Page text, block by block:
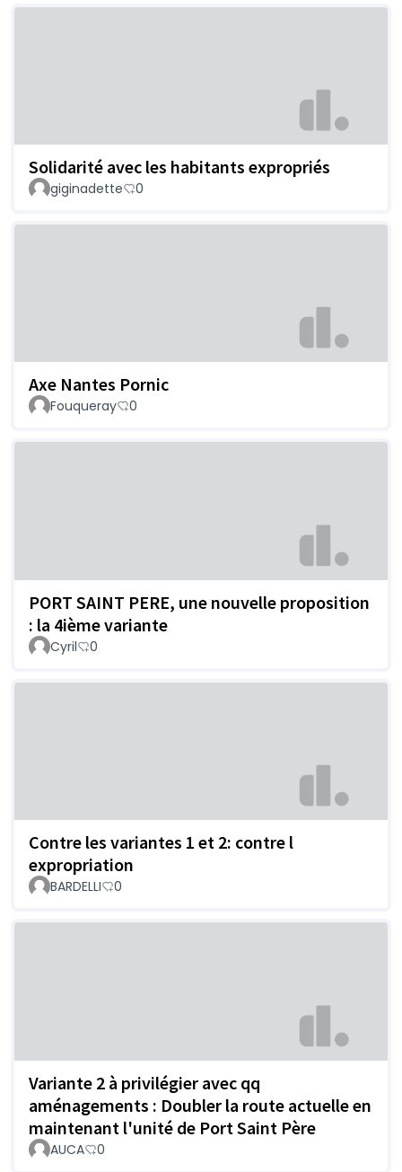
Solidarité avec les habitants expropriés
giginadette 0
Axe Nantes Pornic
Fouqueray 0
PORT SAINT PERE, une nouvelle proposition
: la 4ième variante
Cyril 0
Contre les variantes 1 et 2: contre l
expropriation
BARDELLI 0
Variante 2 à privilégier avec qq
aménagements : Doubler la route actuelle en
maintenant l'unité de Port Saint Père
AUCA 0